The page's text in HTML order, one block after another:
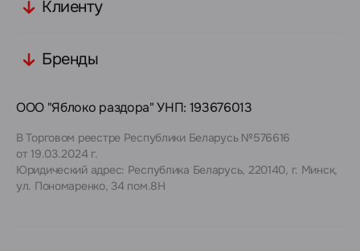
Клиенту
Бренды
ООО "Яблоко раздора" УНП: 193676013
В Торговом реестре Республики Беларусь №576616
от 19.03.2024 г.
Юридический адрес: Республика Беларусь, 220140, г. Минск,
ул. Пономаренко, 34 пом.8Н